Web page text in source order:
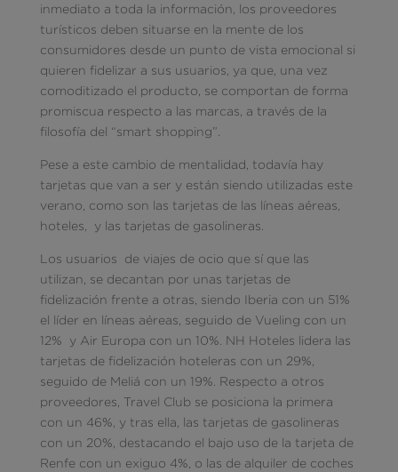
inmediato a toda la información, los proveedores
turísticos deben situarse en la mente de los
consumidores desde un punto de vista emocional si
quieren fidelizar a sus usuarios, ya que, una vez
comoditizado el producto, se comportan de forma
promiscua respecto a las marcas, a través de la
filosofía del “smart shopping”.
Pese a este cambio de mentalidad, todavía hay
tarjetas que van a ser y están siendo utilizadas este
verano, como son las tarjetas de las líneas aéreas,
hoteles, y las tarjetas de gasolineras.
Los usuarios de viajes de ocio que sí que las
utilizan, se decantan por unas tarjetas de
fidelización frente a otras, siendo Iberia con un 51%
el líder en líneas aéreas, seguido de Vueling con un
12% y Air Europa con un 10%. NH Hoteles lidera las
tarjetas de fidelización hoteleras con un 29%,
seguido de Meliá con un 19%. Respecto a otros
proveedores, Travel Club se posiciona la primera
con un 46%, y tras ella, las tarjetas de gasolineras
con un 20%, destacando el bajo uso de la tarjeta de
Renfe con un exiguo 4%, o las de alquiler de coches